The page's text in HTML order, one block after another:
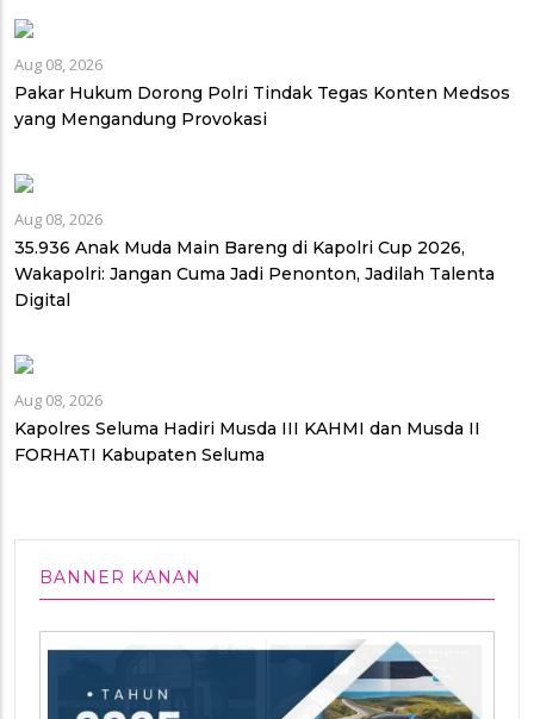
Aug 08, 2026
Pakar Hukum Dorong Polri Tindak Tegas Konten Medsos
yang Mengandung Provokasi
Aug 08, 2026
35.936 Anak Muda Main Bareng di Kapolri Cup 2026,
Wakapolri: Jangan Cuma Jadi Penonton, Jadilah Talenta
Digital
Aug 08, 2026
Kapolres Seluma Hadiri Musda III KAHMI dan Musda II
FORHATI Kabupaten Seluma
BANNER KANAN